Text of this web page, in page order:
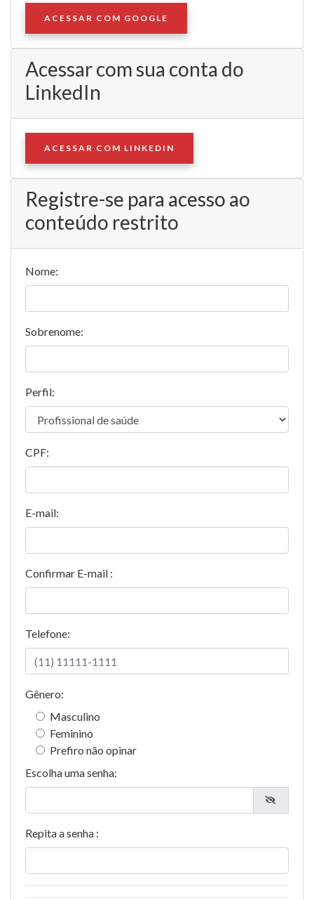
ACESSAR COM GOOGLE
Acessar com sua conta do
LinkedIn
ACESSAR COM LINKEDIN
Registre-se para acesso ao
conteúdo restrito
Nome:
Sobrenome:
Perfil:
CPF:
E-mail:
Confirmar E-mail :
Telefone:
Gênero:
Masculino
Feminino
Prefiro não opinar
Escolha uma senha:
Repita a senha :